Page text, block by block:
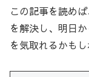
この記事を読め
を解決し、明日
を気取れるかもし